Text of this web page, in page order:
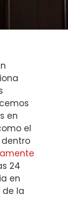
en
el
24
en
la